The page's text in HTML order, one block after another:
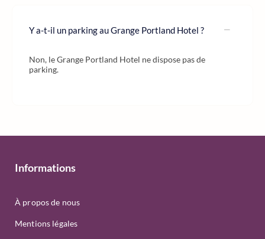
Y a-t-il un parking au Grange Portland Hotel ?
Non, le Grange Portland Hotel ne dispose pas de
parking.
Informations
À propos de nous
Mentions légales